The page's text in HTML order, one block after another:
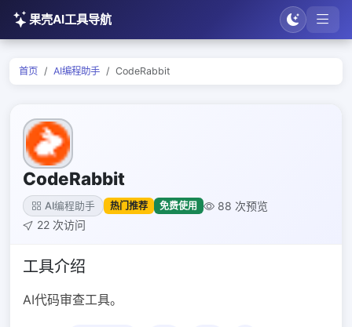
果壳AI工具导航
首页 AI编程助手 CodeRabbit
CodeRabbit
AI编程助手 热门推荐 免费使用
88 次预览
22 次访问
工具介绍
AI代码审查工具。